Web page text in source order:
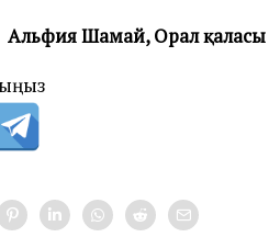
Альфия Шамай, Орал қаласы